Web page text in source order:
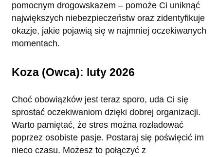
pomocnym drogowskazem – pomoże Ci uniknąć
największych niebezpieczeństw oraz zidentyfikuje
okazje, jakie pojawią się w najmniej oczekiwanych
momentach.
Koza (Owca): luty 2026
Choć obowiązków jest teraz sporo, uda Ci się
sprostać oczekiwaniom dzięki dobrej organizacji.
Warto pamiętać, że stres można rozładować
poprzez osobiste pasje. Postaraj się poświęcić im
nieco czasu. Możesz to połączyć z